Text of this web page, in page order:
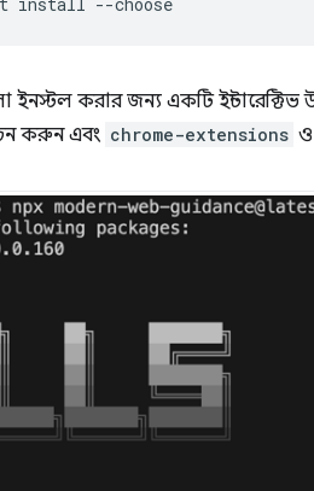
ইনস্টল করার জন্য একটি
করুন এবং chrome-extensions ও